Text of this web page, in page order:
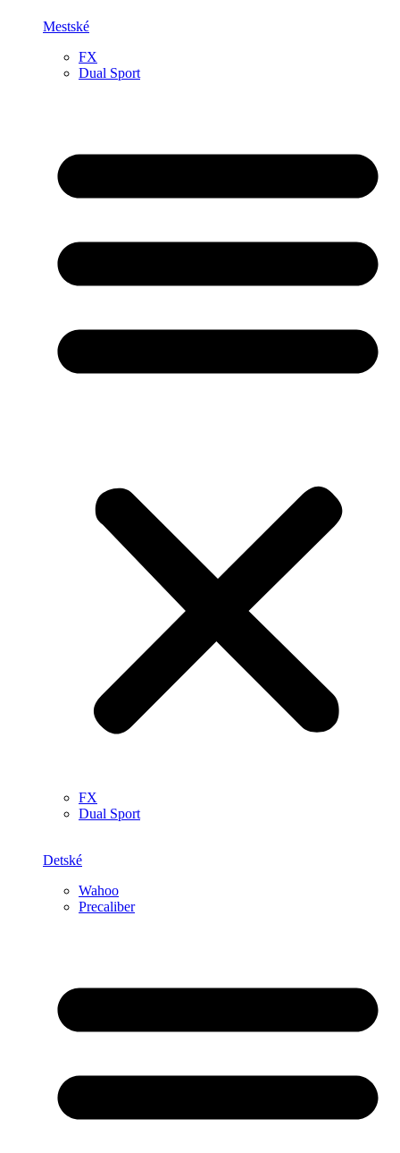
Mestské
FX
Dual Sport
FX
Dual Sport
Detské
Wahoo
Precaliber